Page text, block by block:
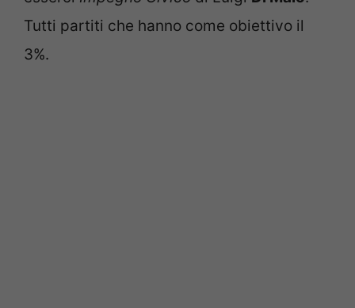
Tutti partiti che hanno come obiettivo il
3%.